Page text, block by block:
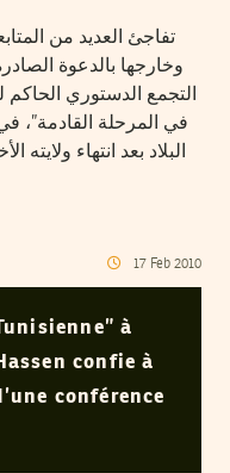
تفاجئ العديد من
وخارجها بالدعوة
التجمع الدستوري الحاكم
في المرحلة القادمة”،
البلاد بعد انتهاء ولايته
17 Feb 2010
à
confie à
conférence